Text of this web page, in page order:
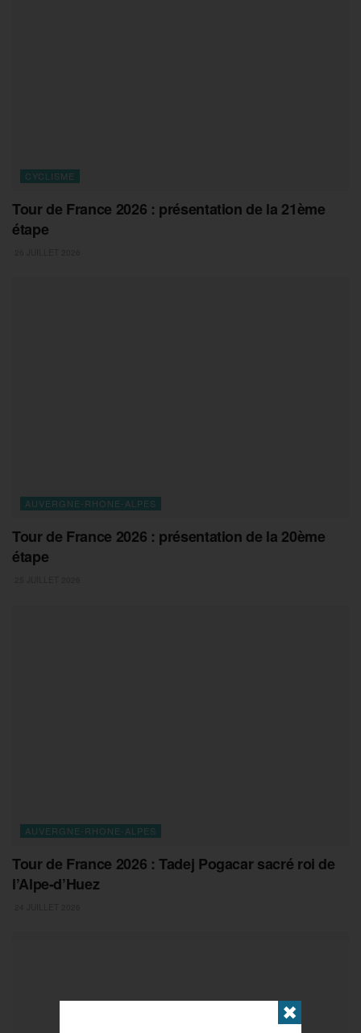
CYCLISME
Tour de France 2026 : présentation de la 21ème
étape
AUVERGNE-RHONE-ALPES
Tour de France 2026 : présentation de la 20ème
étape
AUVERGNE-RHONE-ALPES
Tour de France 2026 : Tadej Pogacar sacré roi de
l’Alpe-d’Huez
✖